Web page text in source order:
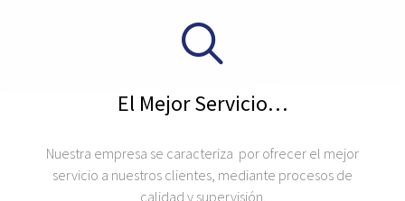
El Mejor Servicio…
Nuestra empresa se caracteriza por ofrecer el mejor
servicio a nuestros clientes, mediante procesos de
calidad y supervisión.